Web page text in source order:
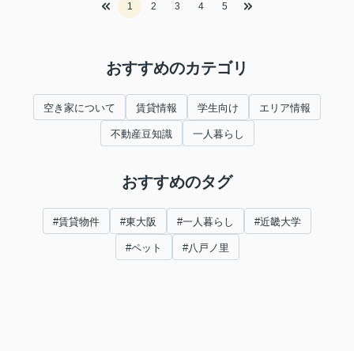
1 2 3 4 5
おすすめのカテゴリ
空き家について 賃貸情報 学生向け エリア情報
不動産豆知識 一人暮らし
おすすめのタグ
#賃貸物件 #東大阪 #一人暮らし #近畿大学
#ペット #八戸ノ里